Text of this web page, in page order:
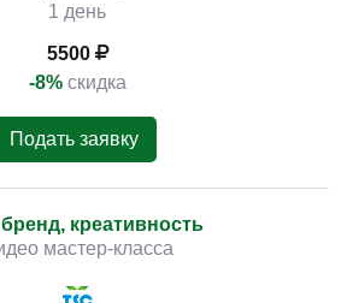
1 день
5500
-8% скидка
Подать заявку
креативность
мастер-класса